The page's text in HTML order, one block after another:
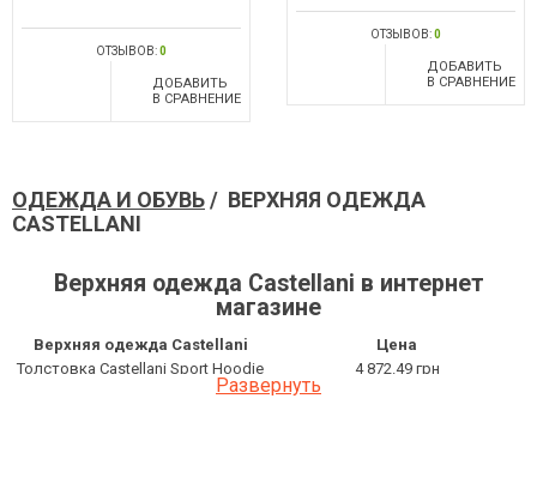
ОТЗЫВОВ:0
ДОБАВИТЬ
В СРАВНЕНИЕ
ОТЗЫВОВ:0
ДОБАВИТЬ
В СРАВНЕНИЕ
ОДЕЖДА И ОБУВЬ/ ВЕРХНЯЯ ОДЕЖДА
CASTELLANI
Верхняя одежда Castellani в интернет
магазине
Верхняя одежда Castellani
Цена
Толстовка Castellani Sport Hoodie
4 872.49 грн
Толстовка Castellani Sport HoodieРазвернуть